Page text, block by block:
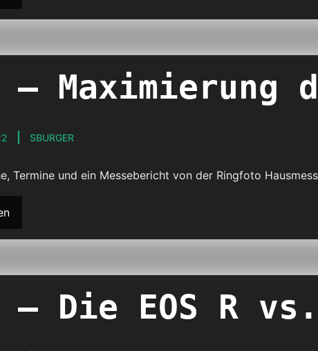
–
SBURGER
Termine und ein Messebericht von der Ringfoto
– Die EOS R vs.